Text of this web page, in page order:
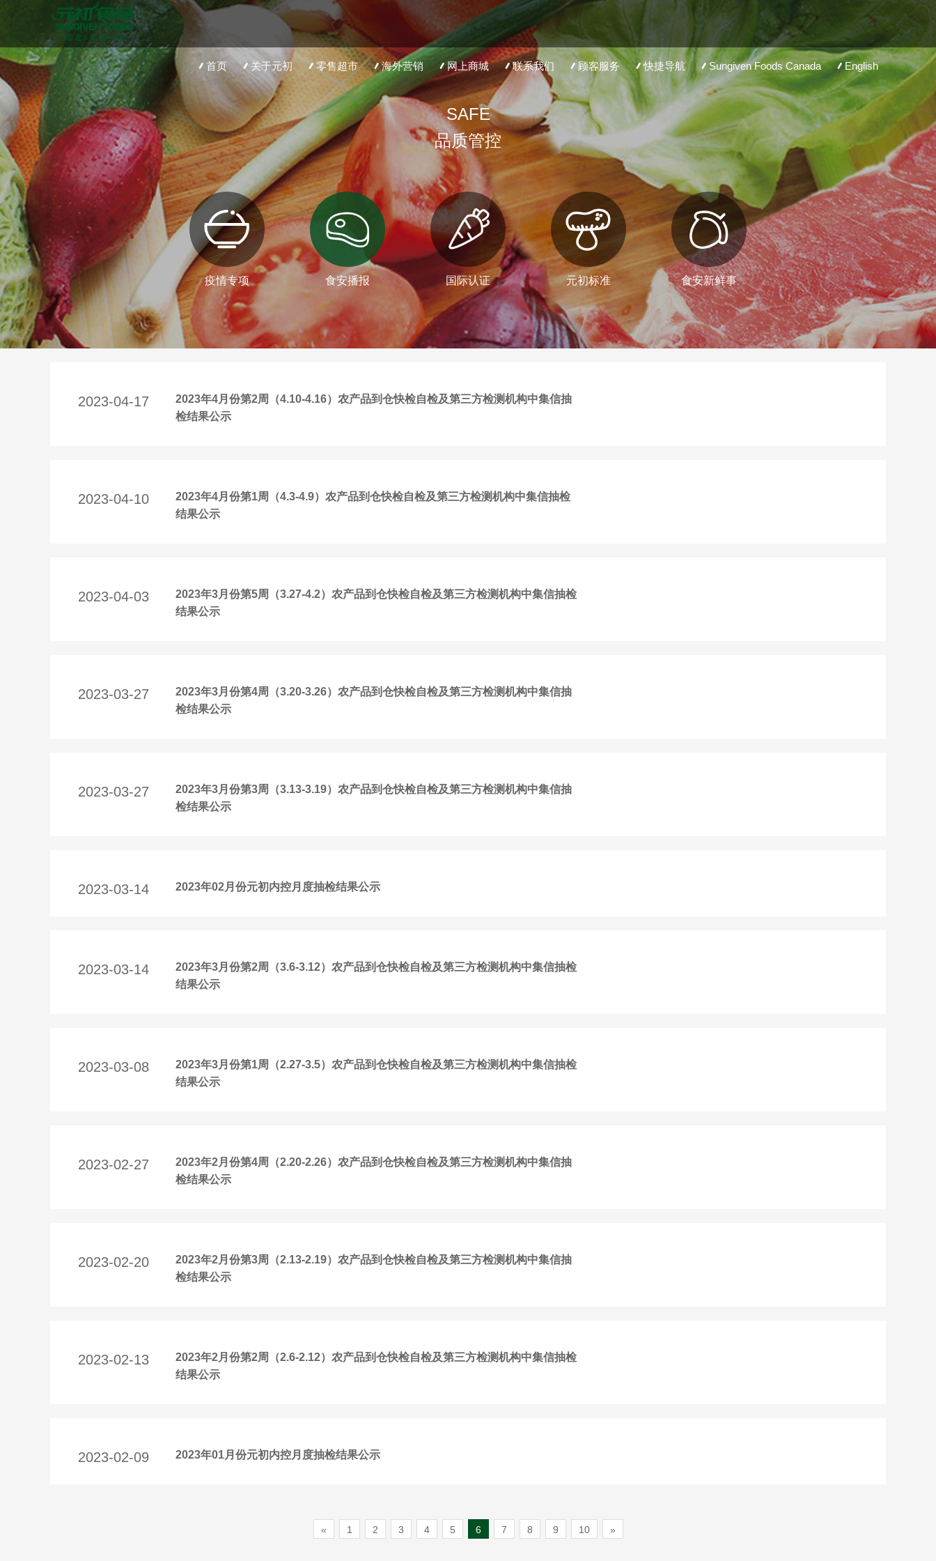
首页 关于元初 零售超市 海外营销 网上商城 联系我们 顾客服务 快捷导航 Sungiven Foods Canada English
SAFE
品质管控
疫情专项 食安播报 国际认证 元初标准 食安新鲜事
2023-04-17
2023年4月份第2周（4.10-4.16）农产品到仓快检自检及第三方检测机构中集信抽
检结果公示
2023-04-10
2023年4月份第1周（4.3-4.9）农产品到仓快检自检及第三方检测机构中集信抽检
结果公示
2023-04-03
2023年3月份第5周（3.27-4.2）农产品到仓快检自检及第三方检测机构中集信抽检
结果公示
2023-03-27
2023年3月份第4周（3.20-3.26）农产品到仓快检自检及第三方检测机构中集信抽
检结果公示
2023-03-27
2023年3月份第3周（3.13-3.19）农产品到仓快检自检及第三方检测机构中集信抽
检结果公示
2023-03-14 2023年02月份元初内控月度抽检结果公示
2023-03-14
2023年3月份第2周（3.6-3.12）农产品到仓快检自检及第三方检测机构中集信抽检
结果公示
2023-03-08
2023年3月份第1周（2.27-3.5）农产品到仓快检自检及第三方检测机构中集信抽检
结果公示
2023-02-27
2023年2月份第4周（2.20-2.26）农产品到仓快检自检及第三方检测机构中集信抽
检结果公示
2023-02-20
2023年2月份第3周（2.13-2.19）农产品到仓快检自检及第三方检测机构中集信抽
检结果公示
2023-02-13
2023年2月份第2周（2.6-2.12）农产品到仓快检自检及第三方检测机构中集信抽检
结果公示
2023-02-09 2023年01月份元初内控月度抽检结果公示
« 1 2 3 4 5 6 7 8 9 10 »